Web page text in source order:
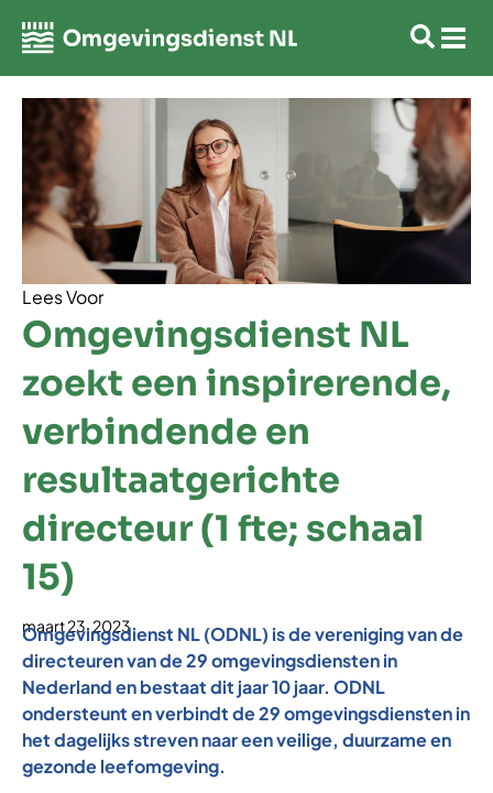
Lees Voor
Omgevingsdienst NL
zoekt een inspirerende,
verbindende en
resultaatgerichte
directeur (1 fte; schaal
15)
maart 23, 2023
Omgevingsdienst NL (ODNL) is de vereniging van de
directeuren van de 29 omgevingsdiensten in
Nederland en bestaat dit jaar 10 jaar. ODNL
ondersteunt en verbindt de 29 omgevingsdiensten in
het dagelijks streven naar een veilige, duurzame en
gezonde leefomgeving.